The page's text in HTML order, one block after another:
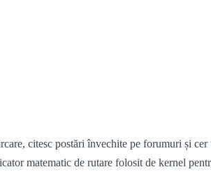
citesc postări învechite pe forumuri și cer
matematic de rutare folosit de kernel